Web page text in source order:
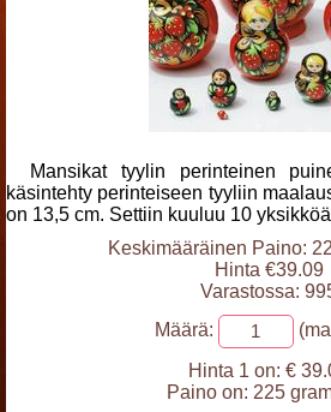
Mansikat tyylin perinteinen
käsintehty perinteiseen tyyliin
on 13,5 cm. Settiin kuuluu 10
Keskimääräinen Paino:
Hinta €39.09
Varastossa:
Määrä:
Hinta 1 on: €
Paino on: 225